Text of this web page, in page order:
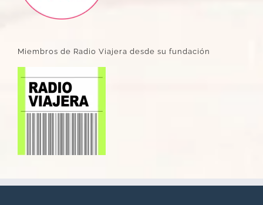
Miembros de Radio Viajera desde su fundación